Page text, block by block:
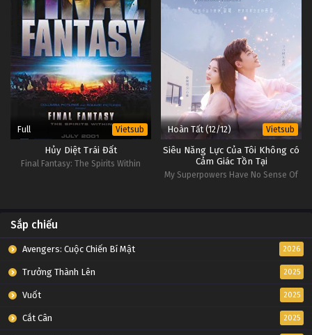
Full Vietsub
Hủy Diệt Trái Đất
Final Fantasy: The Spirits Within
Hoàn Tất (12/12) Vietsub
Siêu Năng Lực Của Tôi Không có
Cảm Giác Tồn Tại
My Superpowers Have No Sense Of
Sắp chiếu
Avengers: Cuộc Chiến Bí Mật 2026
Trưởng Thành Lên 2025
Vuốt 2025
Cắt Cân 2025